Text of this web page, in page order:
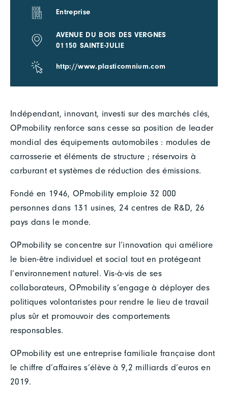
Indépendant, innovant, investi sur des marchés clés,
OPmobility renforce sans cesse sa position de leader
mondial des équipements automobiles : modules de
carrosserie et éléments de structure ; réservoirs à
carburant et systèmes de réduction des émissions.
Fondé en 1946, OPmobility emploie 32 000
personnes dans 131 usines, 24 centres de R&D, 26
pays dans le monde.
OPmobility se concentre sur l’innovation qui améliore
le bien-être individuel et social tout en protégeant
l’environnement naturel. Vis-à-vis de ses
collaborateurs, OPmobility s’engage à déployer des
politiques volontaristes pour rendre le lieu de travail
plus sûr et promouvoir des comportements
responsables.
OPmobility est une entreprise familiale française dont
le chiffre d’affaires s’élève à 9,2 milliards d’euros en
2019.
Entreprise
AVENUE DU BOIS DES VERGNES
01150 SAINTE-JULIE
http://www.plasticomnium.com